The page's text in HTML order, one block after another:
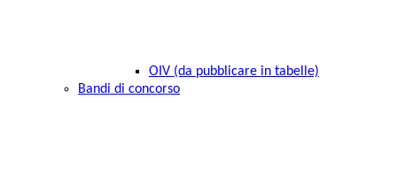
OIV (da pubblicare in tabelle)
Bandi di concorso